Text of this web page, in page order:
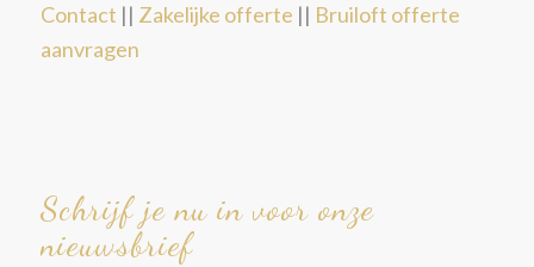
Contact || Zakelijke offerte || Bruiloft offerte
aanvragen
Schrijf je nu in voor onze
nieuwsbrief